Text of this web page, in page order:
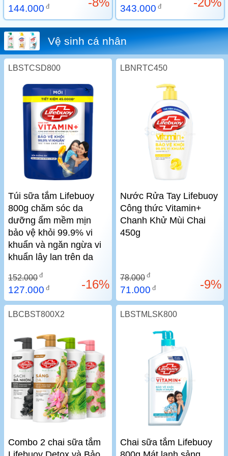
144.000 đ 343.000 đ
Vệ sinh cá nhân
LBSTCSD800
Túi sữa tắm Lifebuoy
800g chăm sóc da
dưỡng ẩm mềm mịn
bảo vệ khỏi 99.9% vi
khuẩn và ngăn ngừa vi
khuẩn lây lan trên da
152.000 đ
127.000 đ -16%
LBNRTC450
Nước Rửa Tay Lifebuoy
Công thức Vitamin+
Chanh Khử Mùi Chai
450g
78.000 đ
71.000 đ -9%
LBCBST800X2
Combo 2 chai sữa tắm
LBSTMLSK800
Chai sữa tắm Lifebuoy